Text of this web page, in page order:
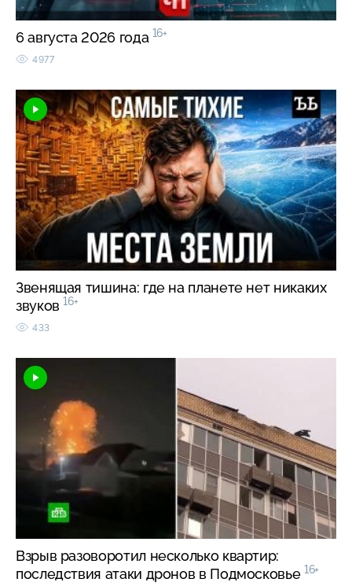
6 августа 2026 года 16+
4977
Звенящая тишина: где на планете нет никаких
звуков 16+
433
Взрыв разоворотил несколько квартир:
последствия атаки дронов в Подмосковье 16+